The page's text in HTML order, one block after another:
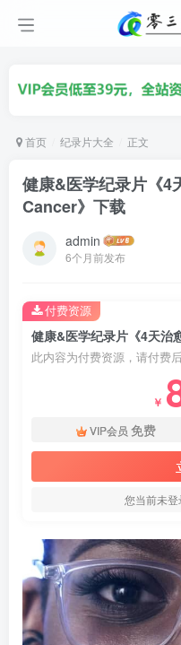
首页 纪录片大全 正文
健康&医学纪录片《
Cancer》下载
admin
6个月前发布
此内容为付费资源，请付费
￥
VIP会员 免费
您当前未
付费资源